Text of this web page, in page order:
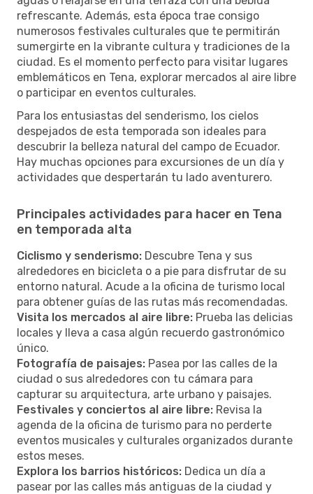
refrescante. Además, esta época trae consigo
numerosos festivales culturales que te permitirán
sumergirte en la vibrante cultura y tradiciones de la
ciudad. Es el momento perfecto para visitar lugares
emblemáticos en Tena, explorar mercados al aire libre
o participar en eventos culturales.
Para los entusiastas del senderismo, los cielos
despejados de esta temporada son ideales para
descubrir la belleza natural del campo de Ecuador.
Hay muchas opciones para excursiones de un día y
actividades que despertarán tu lado aventurero.
Principales actividades para hacer en Tena
en temporada alta
Ciclismo y senderismo: Descubre Tena y sus
alrededores en bicicleta o a pie para disfrutar de su
entorno natural. Acude a la oficina de turismo local
para obtener guías de las rutas más recomendadas.
Visita los mercados al aire libre: Prueba las delicias
locales y lleva a casa algún recuerdo gastronómico
único.
Fotografía de paisajes: Pasea por las calles de la
ciudad o sus alrededores con tu cámara para
capturar su arquitectura, arte urbano y paisajes.
Festivales y conciertos al aire libre: Revisa la
agenda de la oficina de turismo para no perderte
eventos musicales y culturales organizados durante
estos meses.
Explora los barrios históricos: Dedica un día a
pasear por las calles más antiguas de la ciudad y